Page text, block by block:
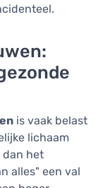
is vaak belast
lichaam
dan het
alles" een val